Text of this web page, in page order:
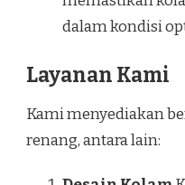
dalam kondisi
Layanan Kami
Kami menyediakan
renang, antara lain: